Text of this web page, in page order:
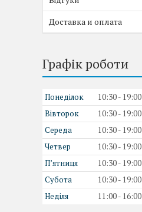
Доставка и оплата
Графік роботи
Понеділок 10:30
19:00
Вівторок
10:30
19:00
Середа
10:30
19:00
Четвер
10:30
19:00
Пʼятниця
10:30
19:00
Субота
10:30
19:00
Неділя
11:00 16:00